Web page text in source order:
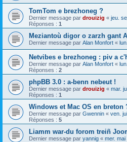
TomTom e brezhoneg ?
Dernier message par drouizig « jeu.
Réponses : 1
Meziantoù digor o zarzh gant
Dernier message par Alan Monfort «
Netvibes e brezhoneg : piv a
Dernier message par Alan Monfort «
Réponses : 2
phpBB 3.0 : a-benn nebeut !
Dernier message par drouizig « mar.
Réponses : 1
Windows et Mac OS en breton
Dernier message par Gwennin « ven.
Réponses : 5
Liamm war-du forom treiñ
Dernier message par yannig « mer.